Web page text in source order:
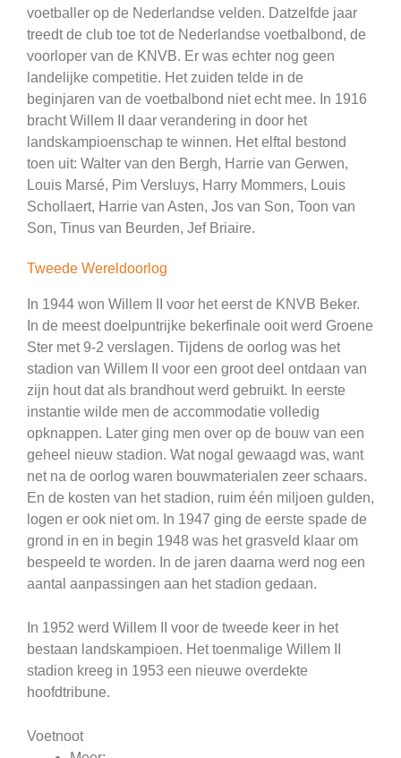
voetballer op de Nederlandse velden. Datzelfde jaar
treedt de club toe tot de Nederlandse voetbalbond, de
voorloper van de KNVB. Er was echter nog geen
landelijke competitie. Het zuiden telde in de
beginjaren van de voetbalbond niet echt mee. In 1916
bracht Willem II daar verandering in door het
landskampioenschap te winnen. Het elftal bestond
toen uit: Walter van den Bergh, Harrie van Gerwen,
Louis Marsé, Pim Versluys, Harry Mommers, Louis
Schollaert, Harrie van Asten, Jos van Son, Toon van
Son, Tinus van Beurden, Jef Briaire.
Tweede Wereldoorlog
In 1944 won Willem II voor het eerst de KNVB Beker.
In de meest doelpuntrijke bekerfinale ooit werd Groene
Ster met 9-2 verslagen. Tijdens de oorlog was het
stadion van Willem II voor een groot deel ontdaan van
zijn hout dat als brandhout werd gebruikt. In eerste
instantie wilde men de accommodatie volledig
opknappen. Later ging men over op de bouw van een
geheel nieuw stadion. Wat nogal gewaagd was, want
net na de oorlog waren bouwmaterialen zeer schaars.
En de kosten van het stadion, ruim één miljoen gulden,
logen er ook niet om. In 1947 ging de eerste spade de
grond in en in begin 1948 was het grasveld klaar om
bespeeld te worden. In de jaren daarna werd nog een
aantal aanpassingen aan het stadion gedaan.
In 1952 werd Willem II voor de tweede keer in het
bestaan landskampioen. Het toenmalige Willem II
stadion kreeg in 1953 een nieuwe overdekte
hoofdtribune.
Voetnoot